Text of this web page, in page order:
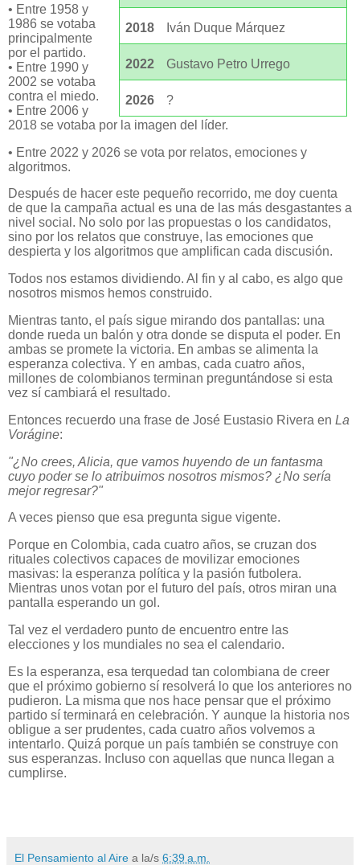
2018 Iván Duque Márquez
2022 Gustavo Petro Urrego
2026 ?
• Entre 1958 y
1986 se votaba
principalmente
por el partido.
• Entre 1990 y
2002 se votaba
contra el miedo.
• Entre 2006 y
2018 se votaba por la imagen del líder.
• Entre 2022 y 2026 se vota por relatos, emociones y
algoritmos.
Después de hacer este pequeño recorrido, me doy cuenta
de que la campaña actual es una de las más desgastantes a
nivel social. No solo por las propuestas o los candidatos,
sino por los relatos que construye, las emociones que
despierta y los algoritmos que amplifican cada discusión.
Todos nos estamos dividiendo. Al fin y al cabo, es algo que
nosotros mismos hemos construido.
Mientras tanto, el país sigue mirando dos pantallas: una
donde rueda un balón y otra donde se disputa el poder. En
ambas se promete la victoria. En ambas se alimenta la
esperanza colectiva. Y en ambas, cada cuatro años,
millones de colombianos terminan preguntándose si esta
vez sí cambiará el resultado.
Entonces recuerdo una frase de José Eustasio Rivera en La
Vorágine:
"¿No crees, Alicia, que vamos huyendo de un fantasma
cuyo poder se lo atribuimos nosotros mismos? ¿No sería
mejor regresar?"
A veces pienso que esa pregunta sigue vigente.
Porque en Colombia, cada cuatro años, se cruzan dos
rituales colectivos capaces de movilizar emociones
masivas: la esperanza política y la pasión futbolera.
Mientras unos votan por el futuro del país, otros miran una
pantalla esperando un gol.
Tal vez el verdadero punto de encuentro entre las
elecciones y los mundiales no sea el calendario.
Es la esperanza, esa terquedad tan colombiana de creer
que el próximo gobierno sí resolverá lo que los anteriores no
pudieron. La misma que nos hace pensar que el próximo
partido sí terminará en celebración. Y aunque la historia nos
obligue a ser prudentes, cada cuatro años volvemos a
intentarlo. Quizá porque un país también se construye con
sus esperanzas. Incluso con aquellas que nunca llegan a
cumplirse.
El Pensamiento al Aire a la/s 6:39 a.m.